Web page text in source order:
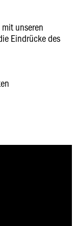
unseren
Eindrücke des